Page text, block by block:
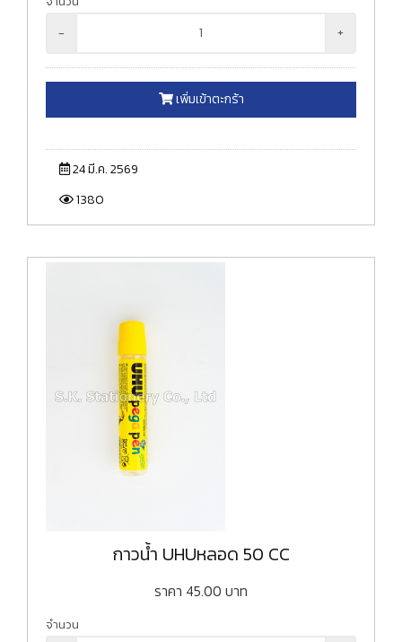
- +
เพิ่มเข้าตะกร้า
24 มี.ค. 2569
1380
กาวน้ำ UHUหลอด 50 CC
ราคา 45.00 บาท
จำนวน